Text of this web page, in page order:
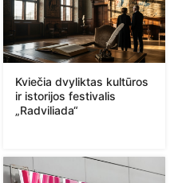
Kviečia dvyliktas kultūros
ir istorijos festivalis
„Radviliada“